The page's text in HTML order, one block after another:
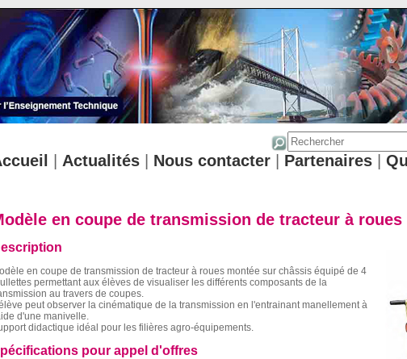
Actualités| Nous contacter| Partenaires|
en coupe de transmission de tracteur à roues
en coupe de transmission de tracteur à roues montée sur châssis équipé de 4
permettant aux élèves de visualiser les différents composants de la
au travers de coupes.
peut observer la cinématique de la transmission en l'entrainant manellement à
d'une manivelle.
didactique idéal pour les filières agro-équipements.
pour appel d'offres